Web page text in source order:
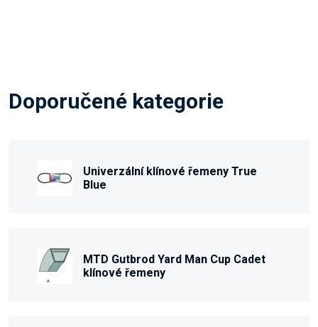
Doporučené kategorie
Univerzální klínové řemeny True
Blue
MTD Gutbrod Yard Man Cup Cadet
klínové řemeny